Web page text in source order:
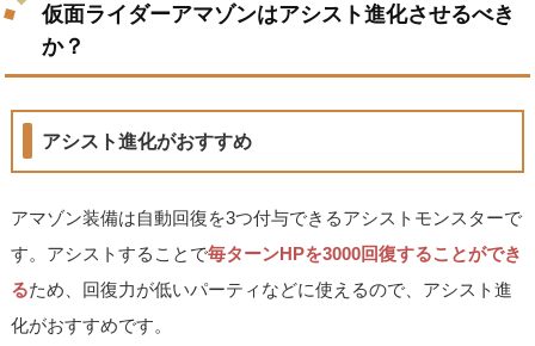
仮面ライダーアマゾンはアシスト進化させるべき
か？
アシスト進化がおすすめ
アマゾン装備は自動回復を3つ付与できるアシストモンスターで
す。アシストすることで毎ターンHPを3000回復することができ
るため、回復力が低いパーティなどに使えるので、アシスト進
化がおすすめです。